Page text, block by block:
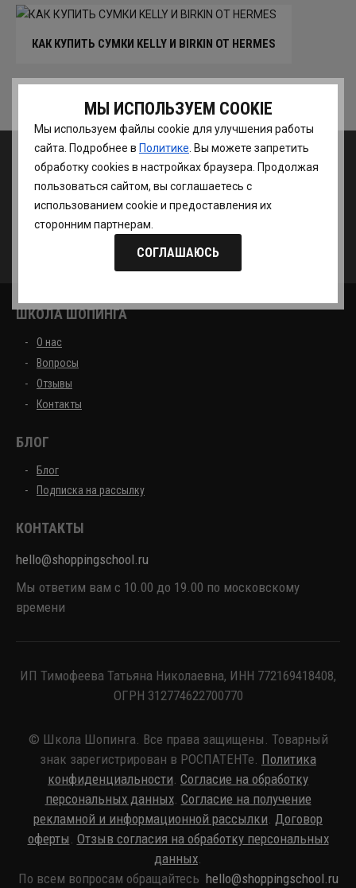
МЫ ИСПОЛЬЗУЕМ COOKIE
Мы используем файлы cookie для улучшения работы
сайта. Подробнее в Политике . Вы можете запретить
обработку сookies в настройках браузера. Продолжая
пользоваться сайтом, вы соглашаетесь с
использованием cookie и предоставления их
сторонним партнерам.
СОГЛАШАЮСЬ
КАК КУПИТЬ СУМКИ KELLY И BIRKIN ОТ HERMES
Школа шоппинга
Присоединяйтесь к нам
ШКОЛА ШОПИНГА
О нас
Вопросы
Отзывы
Контакты
БЛОГ
Блог
Подписка на рассылку
КОНТАКТЫ
hello@shoppingschool.ru
Мы ответим вам с 10.00 до 19.00 по московскому
времени
ИП Тимофеева Татьяна Николаевна, ИНН 772169418408,
ОГРН 312774622700770
© Школа Шопинга. Все права защищены. Товарный
знак зарегистрирован в РОСПАТЕНТе. Политика
конфиденциальности. Согласие на обработку
персональных данных. Согласие на получение
рекламной и информационной рассылки. Договор
оферты . Отзыв согласия на обработку персональных
данных.
По всем вопросам обращайтесь hello@shoppingschool.ru